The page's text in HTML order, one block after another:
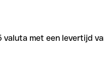
valuta met een levertijd